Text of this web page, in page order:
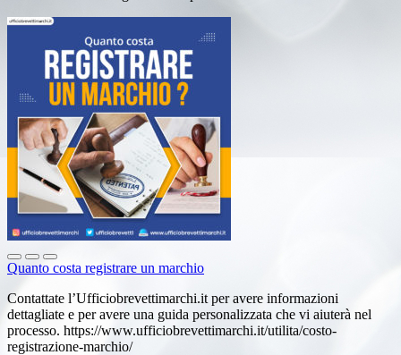
Quanto costa registrare un marchio
Contattate l’Ufficiobrevettimarchi.it per avere informazioni
dettagliate e per avere una guida personalizzata che vi aiuterà nel
processo. https://www.ufficiobrevettimarchi.it/utilita/costo-
registrazione-marchio/